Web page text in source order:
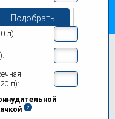
Подобрать
л):
л):
Пушкино